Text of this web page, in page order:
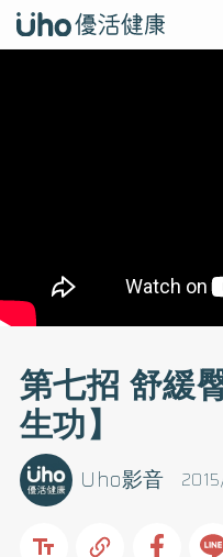
第七招 舒緩
生功】
Uho影音